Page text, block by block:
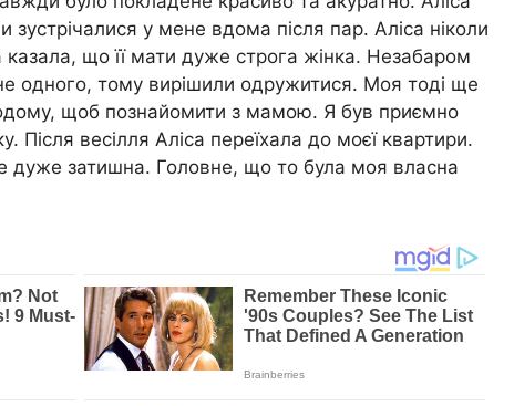
зустрічалися у мене вдома після пар. Аліса ніколи
що її мати дуже строга жінка. Незабаром
одного, тому вирішили одружитися. Моя тоді ще
щоб познайомити з мамою. Я був приємно
Після весілля Аліса переїхала до моєї квартири.
дуже затишна. Головне, що то була моя власна